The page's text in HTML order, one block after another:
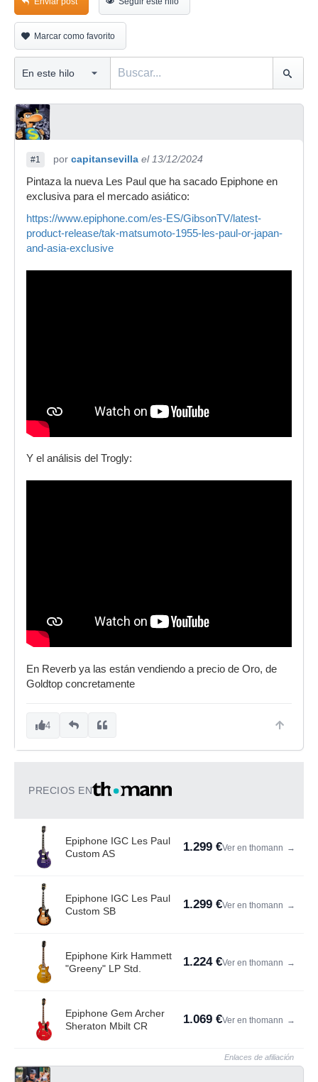
Marcar como favorito
#1 por capitansevilla el 13/12/2024
Pintaza la nueva Les Paul que ha sacado Epiphone en
exclusiva para el mercado asiático:
https://www.epiphone.com/es-ES/GibsonTV/latest-
product-release/tak-matsumoto-1955-les-paul-or-japan-
and-asia-exclusive
Y el análisis del Trogly:
En Reverb ya las están vendiendo a precio de Oro, de
Goldtop concretamente
4
PRECIOS EN
Epiphone IGC Les Paul
Custom AS
1.299 €Ver en thomann →
Epiphone IGC Les Paul
Custom SB
1.299 €Ver en thomann →
Epiphone Kirk Hammett
"Greeny" LP Std.
1.224 €Ver en thomann →
Epiphone Gem Archer
Sheraton Mbilt CR
1.069 €Ver en thomann →
Enlaces de afiliación